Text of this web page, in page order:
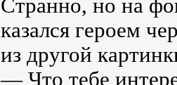
Странно, но на
казался героем
из другой
— Что тебе